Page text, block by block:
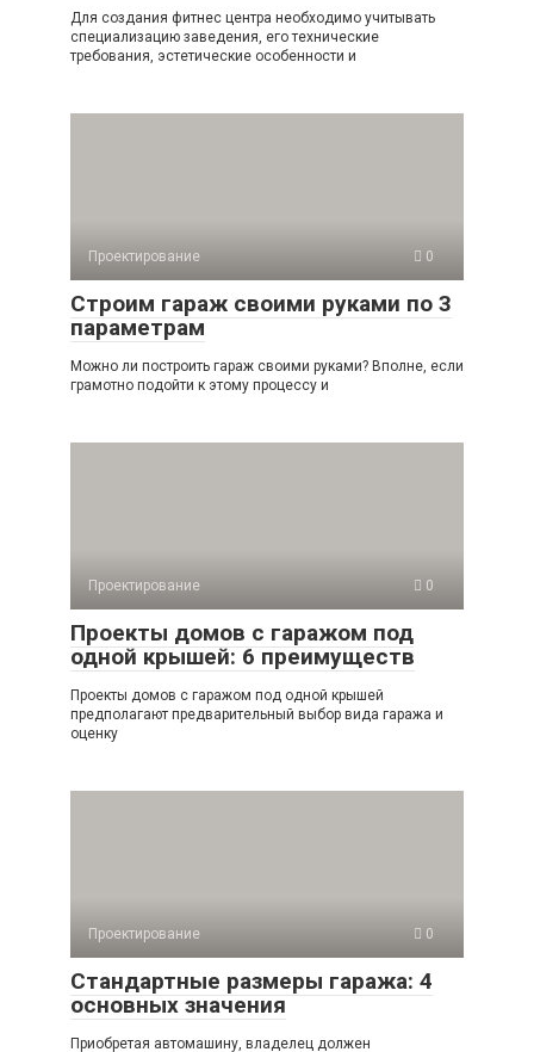
Для создания фитнес центра необходимо учитывать
специализацию заведения, его технические
требования, эстетические особенности и
Проектирование 0
Строим гараж своими руками по 3
параметрам
Можно ли построить гараж своими руками? Вполне, если
грамотно подойти к этому процессу и
Проектирование 0
Проекты домов с гаражом под
одной крышей: 6 преимуществ
Проекты домов с гаражом под одной крышей
предполагают предварительный выбор вида гаража и
оценку
Проектирование 0
Стандартные размеры гаража: 4
основных значения
Приобретая автомашину, владелец должен